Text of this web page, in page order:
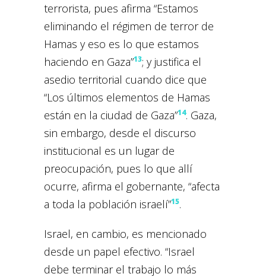
terrorista, pues afirma “Estamos
eliminando el régimen de terror de
Hamas y eso es lo que estamos
haciendo en Gaza”13; y justifica el
asedio territorial cuando dice que
“Los últimos elementos de Hamas
están en la ciudad de Gaza”14. Gaza,
sin embargo, desde el discurso
institucional es un lugar de
preocupación, pues lo que allí
ocurre, afirma el gobernante, “afecta
a toda la población israelí”15.
Israel, en cambio, es mencionado
desde un papel efectivo. “Israel
debe terminar el trabajo lo más